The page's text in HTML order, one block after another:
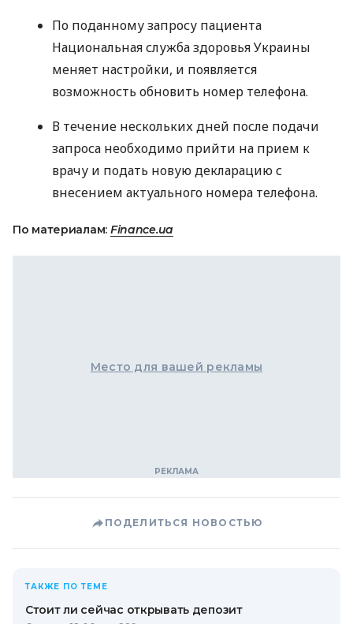
По поданному запросу пациента
Национальная служба здоровья Украины
меняет настройки, и появляется
возможность обновить номер телефона.
В течение нескольких дней после подачи
запроса необходимо прийти на прием к
врачу и подать новую декларацию с
внесением актуального номера телефона.
По материалам: Finance.ua
Место для вашей рекламы
ПОДЕЛИТЬСЯ НОВОСТЬЮ
ТАКЖЕ ПО ТЕМЕ
Стоит ли сейчас открывать депозит